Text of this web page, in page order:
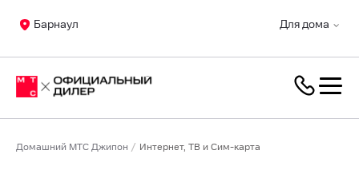
Для дома
Барнаул
Домашний МТС Джипон Интернет, ТВ и Сим-карта